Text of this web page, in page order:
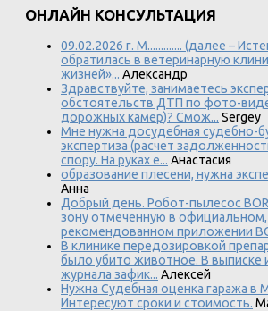
ОНЛАЙН КОНСУЛЬТАЦИЯ
09.02.2026 г. М............. (далее –
обратилась в ветеринарную
жизней»... Александр
Здравствуйте, занимаетесь
обстоятельств ДТП по фото-
дорожных камер)? Смож... Sergey
Мне нужна досудебная судебно-
экспертиза (расчет
спору. На руках е... Анастасия
образование плесени, нужна
Анна
Добрый день. Робот-пылесос
зону отмеченную в официальном,
рекомендованном приложении
В клинике передозировкой
было убито животное. В выписке
журнала зафик... Алексей
Нужна Судебная оценка гаража в
Интересуют сроки и стоимость.